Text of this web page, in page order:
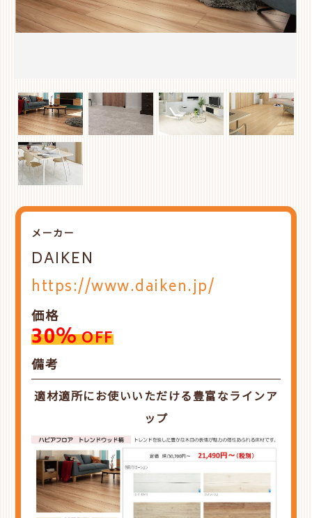
メーカー
DAIKEN
https://www.daiken.jp/
価格
30%OFF
備考
適材適所にお使いいただける豊富なラインア
ップ